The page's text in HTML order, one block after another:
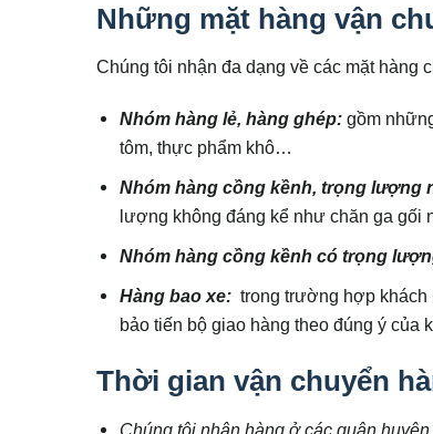
Những mặt hàng vận
Chúng tôi nhận đa dạng về các mặt
Nhóm hàng lẻ, hàng ghép:gồm
tôm, thực phẩm khô…
Nhóm hàng cồng kềnh, trọng lượng
lượng không đáng kể như chăn ga gối
Nhóm hàng cồng kềnh có trọng
Hàng bao xe: trong trường hợp khách
bảo tiến bộ giao hàng theo đúng ý của
Thời gian vận chuyển
Chúng tôi nhận hàng ở các quận